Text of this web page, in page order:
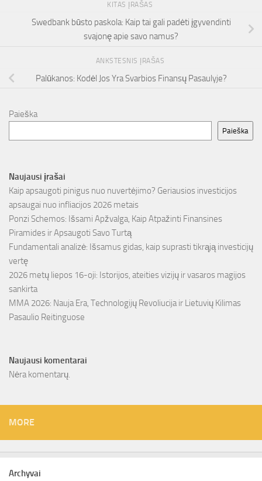
KITAS ĮRAŠAS
Swedbank būsto paskola: Kaip tai gali padėti įgyvendinti
svajonę apie savo namus?
ANKSTESNIS ĮRAŠAS
Palūkanos: Kodėl Jos Yra Svarbios Finansų Pasaulyje?
Paieška
Paieška
Naujausi įrašai
Kaip apsaugoti pinigus nuo nuvertėjimo? Geriausios investicijos
apsaugai nuo infliacijos 2026 metais
Ponzi Schemos: Išsami Apžvalga, Kaip Atpažinti Finansines
Piramides ir Apsaugoti Savo Turtą
Fundamentali analizė: Išsamus gidas, kaip suprasti tikrąją investicijų
vertę
2026 metų liepos 16-oji: Istorijos, ateities vizijų ir vasaros magijos
sankirta
MMA 2026: Nauja Era, Technologijų Revoliucija ir Lietuvių Kilimas
Pasaulio Reitinguose
Naujausi komentarai
Nėra komentarų.
MORE
Archyvai